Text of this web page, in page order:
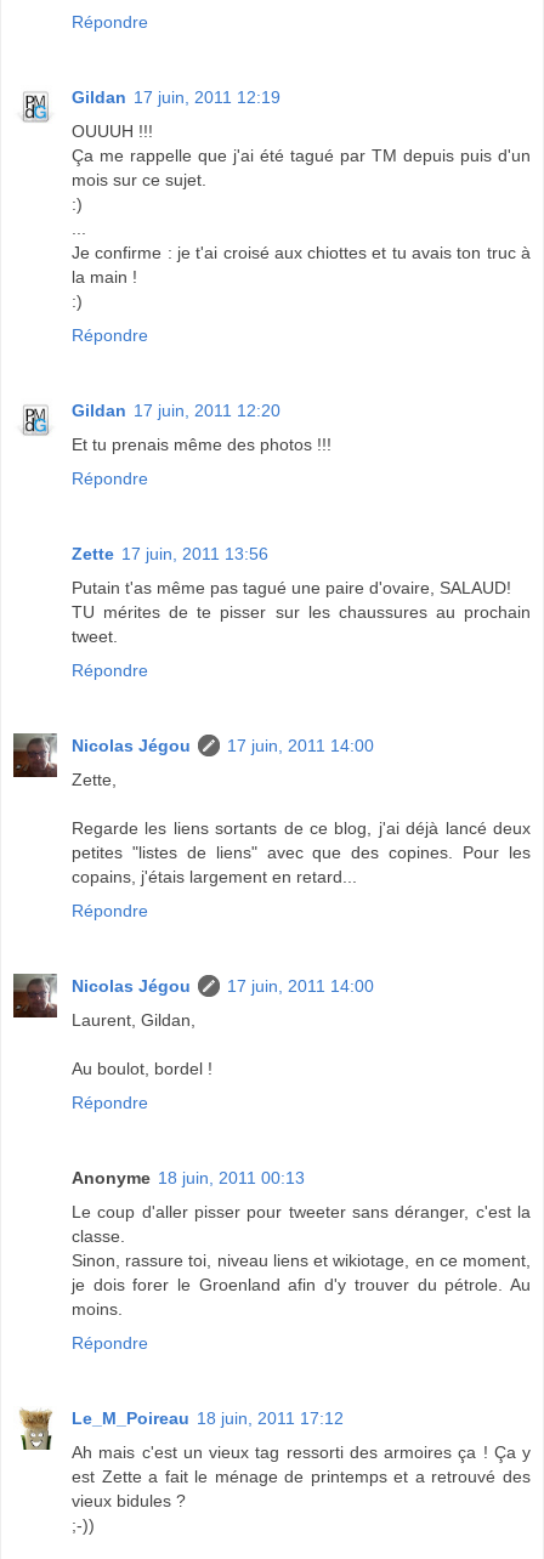
Répondre
Gildan 17 juin, 2011 12:19
OUUUH !!!
Ça me rappelle que j'ai été tagué par TM depuis puis d'un
mois sur ce sujet.
:)
Je confirme : je t'ai croisé aux chiottes et tu avais ton truc à
la main !
:)
Répondre
Gildan 17 juin, 2011 12:20
Et tu prenais même des photos !!!
Répondre
Zette 17 juin, 2011 13:56
Putain t'as même pas tagué une paire d'ovaire, SALAUD!
TU mérites de te pisser sur les chaussures au prochain
tweet.
Répondre
Nicolas Jégou
17 juin, 2011 14:00
Zette,
Regarde les liens sortants de ce blog, j'ai déjà lancé deux
petites "listes de liens" avec que des copines. Pour les
copains, j'étais largement en retard...
Répondre
Nicolas Jégou
17 juin, 2011 14:00
Laurent, Gildan,
Au boulot, bordel !
Répondre
Anonyme 18 juin, 2011 00:13
Le coup d'aller pisser pour tweeter sans déranger, c'est la
classe.
Sinon, rassure toi, niveau liens et wikiotage, en ce moment,
je dois forer le Groenland afin d'y trouver du pétrole. Au
moins.
Répondre
Le_M_Poireau 18 juin, 2011 17:12
Ah mais c'est un vieux tag ressorti des armoires ça ! Ça y
est Zette a fait le ménage de printemps et a retrouvé des
vieux bidules ?
;-))